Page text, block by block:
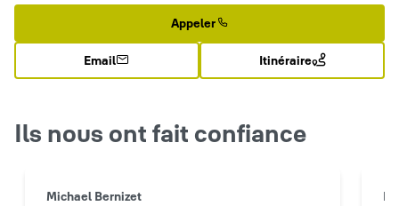
Appeler
Email Itinéraire
Ils nous ont fait confiance
Michael Bernizet